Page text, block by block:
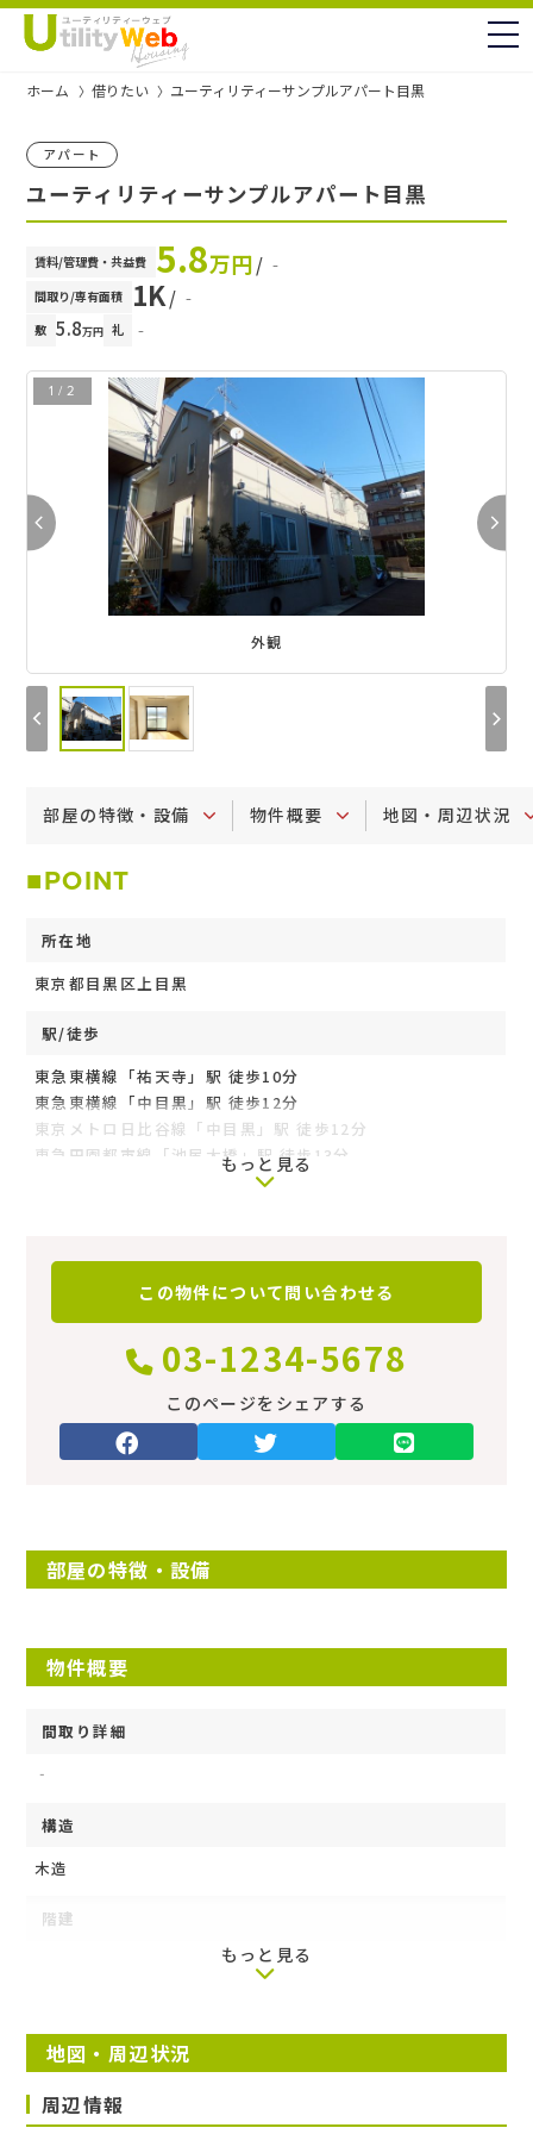
ホーム 借りたい ユーティリティーサンプルアパート目黒
アパート
ユーティリティーサンプルアパート目黒
賃料/管理費・共益費 5.8万円 / ‐
間取り/専有面積 1K/ ‐
敷 5.8万円 礼 ‐
外観
1 /2
部屋の特徴・設備 物件概要 地図・周辺状況
POINT
所在地
東京都目黒区上目黒
駅/徒歩
東急東横線「祐天寺」駅 徒歩10分
東急東横線「中目黒」駅 徒歩12分
東京メトロ日比谷線「中目黒」駅 徒歩12分
東急田園都市線「池尻大橋」駅 徒歩13分
向き
‐
建物種別
アパート
もっと見る
この物件について問い合わせる
03-1234-5678
このページをシェアする
部屋の特徴・設備
物件概要
間取り詳細
‐
構造
木造
階建
1989年9月
損保
もっと見る
地図・周辺状況
周辺情報